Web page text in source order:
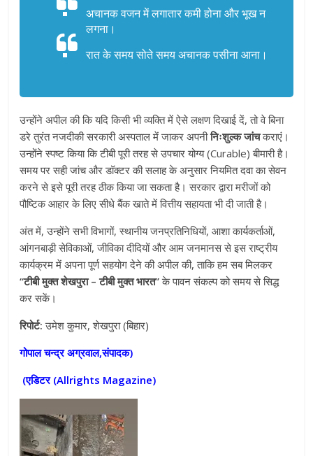
अचानक वजन में लगातार कमी होना और भूख न
लगना।
रात के समय सोते समय अचानक पसीना आना।
उन्होंने अपील की कि यदि किसी भी व्यक्ति में ऐसे लक्षण दिखाई दें, तो वे बिना
डरे तुरंत नजदीकी सरकारी अस्पताल में जाकर अपनीनिःशुल्क जांचकराएं।
उन्होंने स्पष्ट किया कि टीबी पूरी तरह से उपचार योग्य (Curable) बीमारी है।
समय पर सही जांच और डॉक्टर की सलाह के अनुसार नियमित दवा का सेवन
करने से इसे पूरी तरह ठीक किया जा सकता है। सरकार द्वारा मरीजों को
पौष्टिक आहार के लिए सीधे बैंक खाते में वित्तीय सहायता भी दी जाती है।
अंत में, उन्होंने सभी विभागों, स्थानीय जनप्रतिनिधियों, आशा कार्यकर्ताओं,
आंगनबाड़ी सेविकाओं, जीविका दीदियों और आम जनमानस से इस राष्ट्रीय
कार्यक्रम में अपना पूर्ण सहयोग देने की अपील की, ताकि हम सब मिलकर
“टीबी मुक्त शेखपुरा – टीबी मुक्त भारत”के पावन संकल्प को समय से सिद्ध
कर सकें।
रिपोर्ट: उमेश कुमार, शेखपुरा (बिहार)
गोपाल चन्द्र अग्रवाल,संपादक)
(एडिटर (Allrights Magazine)